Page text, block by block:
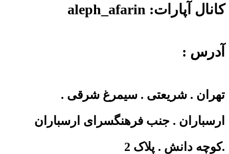
کانال آپارات: aleph_afarin
آدرس :
تهران . شریعتی . سیمرغ شرقی .
ارسباران . جنب فرهنگسرای ارسباران
.کوچه دانش . پلاک 2